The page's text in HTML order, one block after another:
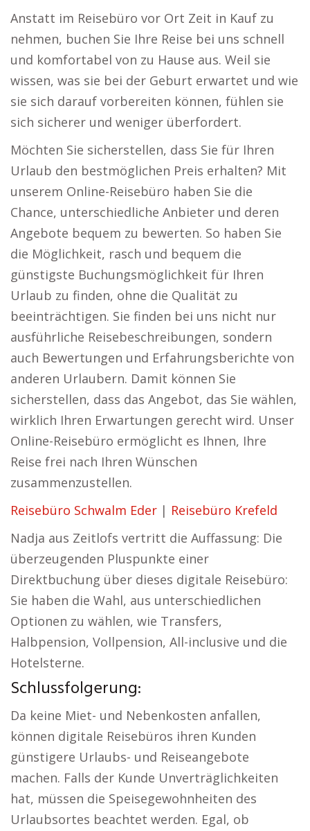
Anstatt im Reisebüro vor Ort Zeit in Kauf zu
nehmen, buchen Sie Ihre Reise bei uns schnell
und komfortabel von zu Hause aus. Weil sie
wissen, was sie bei der Geburt erwartet und wie
sie sich darauf vorbereiten können, fühlen sie
sich sicherer und weniger überfordert.
Möchten Sie sicherstellen, dass Sie für Ihren
Urlaub den bestmöglichen Preis erhalten? Mit
unserem Online-Reisebüro haben Sie die
Chance, unterschiedliche Anbieter und deren
Angebote bequem zu bewerten. So haben Sie
die Möglichkeit, rasch und bequem die
günstigste Buchungsmöglichkeit für Ihren
Urlaub zu finden, ohne die Qualität zu
beeinträchtigen. Sie finden bei uns nicht nur
ausführliche Reisebeschreibungen, sondern
auch Bewertungen und Erfahrungsberichte von
anderen Urlaubern. Damit können Sie
sicherstellen, dass das Angebot, das Sie wählen,
wirklich Ihren Erwartungen gerecht wird. Unser
Online-Reisebüro ermöglicht es Ihnen, Ihre
Reise frei nach Ihren Wünschen
zusammenzustellen.
Reisebüro Schwalm Eder | Reisebüro Krefeld
Nadja aus Zeitlofs vertritt die Auffassung: Die
überzeugenden Pluspunkte einer
Direktbuchung über dieses digitale Reisebüro:
Sie haben die Wahl, aus unterschiedlichen
Optionen zu wählen, wie Transfers,
Halbpension, Vollpension, All-inclusive und die
Hotelsterne.
Schlussfolgerung:
Da keine Miet- und Nebenkosten anfallen,
können digitale Reisebüros ihren Kunden
günstigere Urlaubs- und Reiseangebote
machen. Falls der Kunde Unverträglichkeiten
hat, müssen die Speisegewohnheiten des
Urlaubsortes beachtet werden. Egal, ob